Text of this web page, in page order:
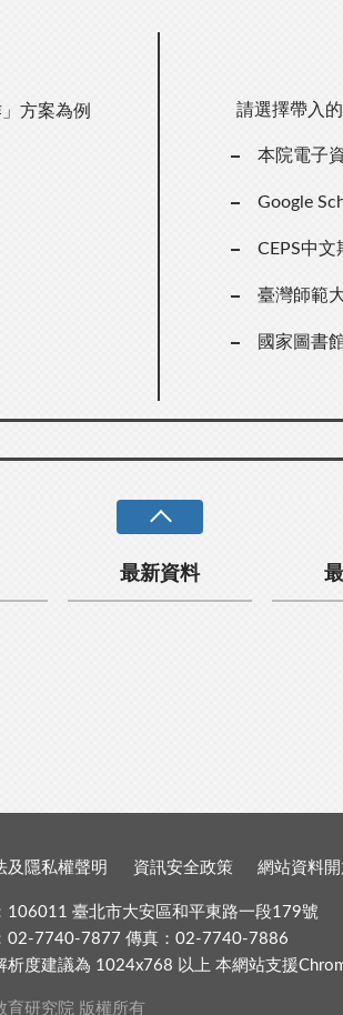
方案為例 請選擇帶入
本院電子
Google
CEPS中文
臺灣師範
國家圖書
最新資料
及隱私權聲明 資訊安全政策 網站資料
106011 臺北市大安區和平東路一段179號
02-7740-7877 傳真：02-7740-7886
析度建議為 1024x768 以上 本網站支援
育研究院 版權所有